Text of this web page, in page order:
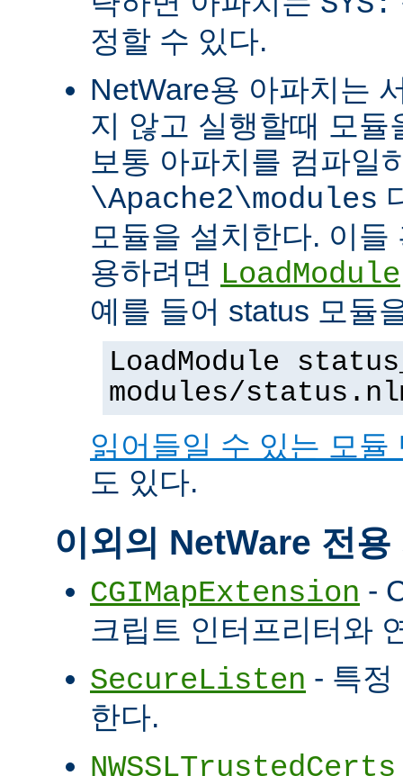
정할 수 있다.
NetWare용 아파치는
지 않고 실행할때 모듈
보통 아파치를 컴파일
\Apache2\modules
모듈을 설치한다. 이
용하려면 LoadModule
예를 들어 status 모듈
LoadModule
modules/
읽어들일 수 있는 모듈
도 있다.
이외의 NetWare 전
CGIMapExtension -
크립트 인터프리터와
SecureListen - 특정
한다.
NWSSLTrustedCerts